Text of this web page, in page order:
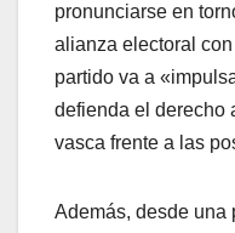
pronunciarse en
alianza electoral
partido va a
defienda el derecho
vasca frente a las
Además, desde una